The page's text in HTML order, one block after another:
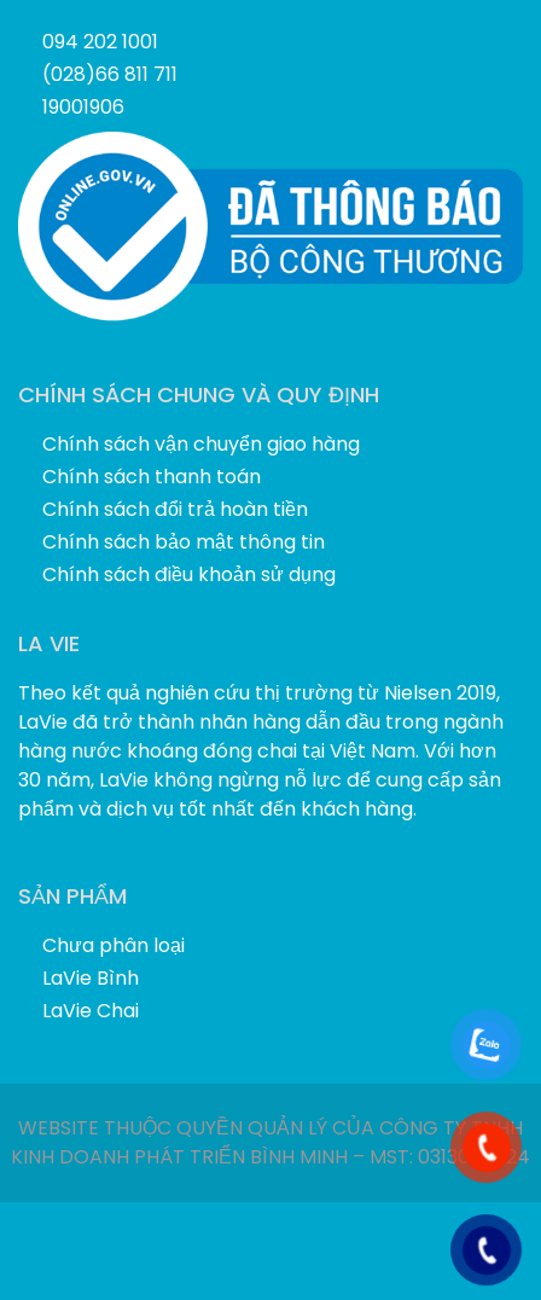
094 202 1001
(028)66 811 711
19001906
CHÍNH SÁCH CHUNG VÀ QUY ĐỊNH
Chính sách vận chuyển giao hàng
Chính sách thanh toán
Chính sách đổi trả hoàn tiền
Chính sách bảo mật thông tin
Chính sách điều khoản sử dụng
LA VIE
Theo kết quả nghiên cứu thị trường từ Nielsen 2019,
LaVie đã trở thành nhãn hàng dẫn đầu trong ngành
hàng nước khoáng đóng chai tại Việt Nam. Với hơn
30 năm, LaVie không ngừng nỗ lực để cung cấp sản
phẩm và dịch vụ tốt nhất đến khách hàng.
SẢN PHẨM
Chưa phân loại
LaVie Bình
LaVie Chai
WEBSITE THUỘC QUYỀN QUẢN LÝ CỦA CÔNG TY TNHH
KINH DOANH PHÁT TRIỂN BÌNH MINH – MST: 0313040924